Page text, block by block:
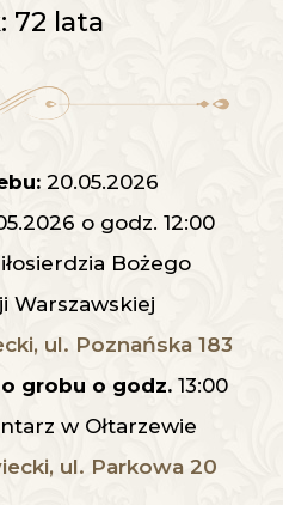
72 lata
20.05.2026
o godz. 12:00
Bożego
Warszawskiej
ul. Poznańska 183
grobu o godz. 13:00
w Ołtarzewie
ul. Parkowa 20